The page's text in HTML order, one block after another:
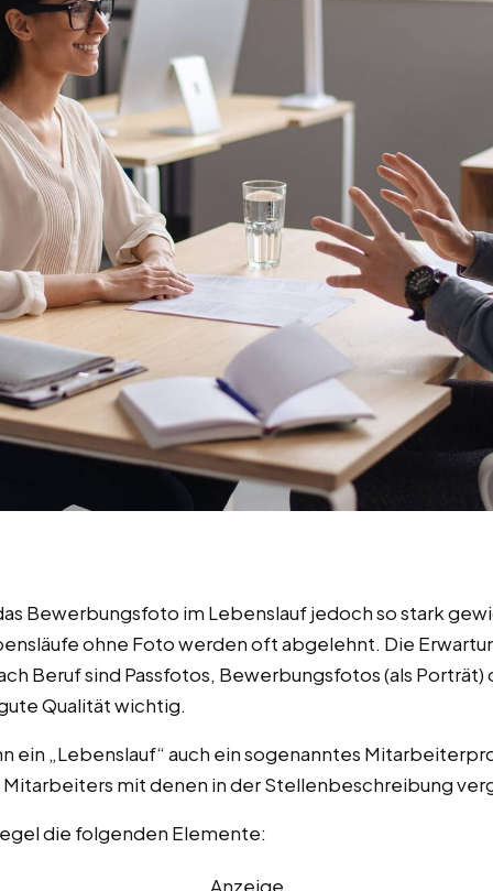
Bewerbungsfoto im Lebenslauf jedoch so stark
ohne Foto werden oft abgelehnt. Die
Beruf sind Passfotos, Bewerbungsfotos (als
Qualität wichtig.
ein „Lebenslauf“ auch ein sogenanntes
mit denen in der Stellenbeschreibung
die folgenden Elemente:
Anzeige